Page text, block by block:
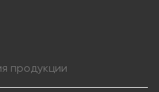
продукции